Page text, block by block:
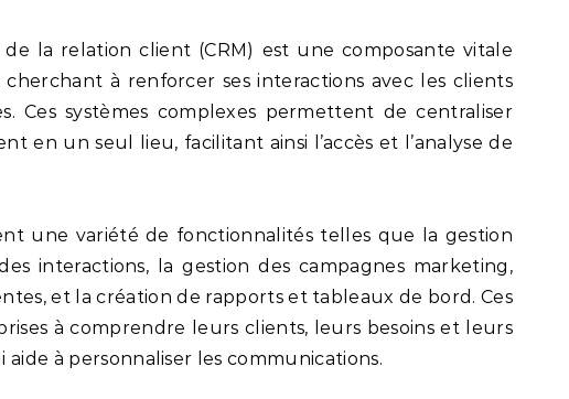
à renforcer ses interactions avec les clients
Ces systèmes complexes permettent de centraliser
en un seul lieu, facilitant ainsi l’accès et l’analyse de
une variété de fonctionnalités telles que la gestion
interactions, la gestion des campagnes marketing,
et la création de rapports et tableaux de bord. Ces
à comprendre leurs clients, leurs besoins et leurs
à personnaliser les communications.